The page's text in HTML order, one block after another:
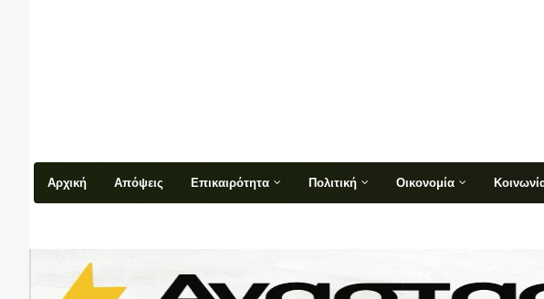
Αρχική Απόψεις Επικαιρότητα Πολιτική Οικονομία